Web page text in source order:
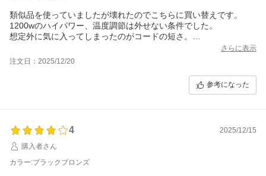
類似品を使っていましたが壊れたのでこちらに買い替えです。
1200wのハイパワー、温度調節は外せない条件でした。
想定外に気に入ってしまったのがコードの短さ。
無駄のないコードがゴチャつくこともなく見た目も気分もスッキ
リ。
操作盤はコンパクトで操作もしやすく、表示がとてもキレイで
さらに表示
注文日：2025/12/20
参考になった
4
2025/12/15
購入者さん
カラー:ブラックブロンズ